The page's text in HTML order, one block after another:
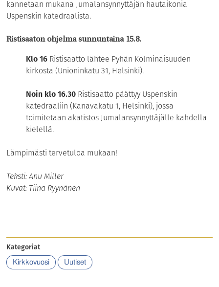
kannetaan mukana Jumalansynnyttäjän hautaikonia
Uspenskin katedraalista.
Ristisaaton ohjelma sunnuntaina 15.8.
Klo 16 Ristisaatto lähtee Pyhän Kolminaisuuden
kirkosta (Unioninkatu 31, Helsinki).
Noin klo 16.30 Ristisaatto päättyy Uspenskin
katedraaliin (Kanavakatu 1, Helsinki), jossa
toimitetaan akatistos Jumalansynnyttäjälle kahdella
kielellä.
Lämpimästi tervetuloa mukaan!
Teksti: Anu Miller
Kuvat: Tiina Ryynänen
Kategoriat
Kirkkovuosi Uutiset